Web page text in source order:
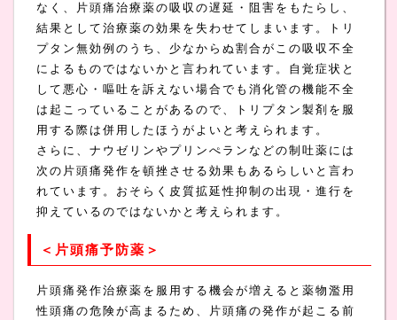
なく、片頭痛治療薬の吸収の遅延・阻害をもたらし、
結果として治療薬の効果を失わせてしまいます。トリ
プタン無効例のうち、少なからぬ割合がこの吸収不全
によるものではないかと言われています。自覚症状と
して悪心・嘔吐を訴えない場合でも消化管の機能不全
は起こっていることがあるので、トリプタン製剤を服
用する際は併用したほうがよいと考えられます。
さらに、ナウゼリンやプリンぺランなどの制吐薬には
次の片頭痛発作を頓挫させる効果もあるらしいと言わ
れています。おそらく皮質拡延性抑制の出現・進行を
抑えているのではないかと考えられます。
＜片頭痛予防薬＞
片頭痛発作治療薬を服用する機会が増えると薬物濫用
性頭痛の危険が高まるため、片頭痛の発作が起こる前